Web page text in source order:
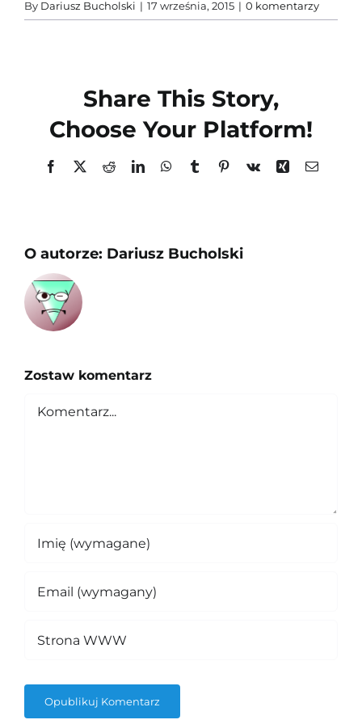
Szkolenia
Kontakt
By Dariusz Bucholski | 17 września, 2015 | 0 komentarzy
Share This Story,
Choose Your Platform!
Facebook
X RedditLinkedInWhatsApp
TumblrPinterest
Vk Xing Email
O autorze: Dariusz Bucholski
Zostaw komentarz